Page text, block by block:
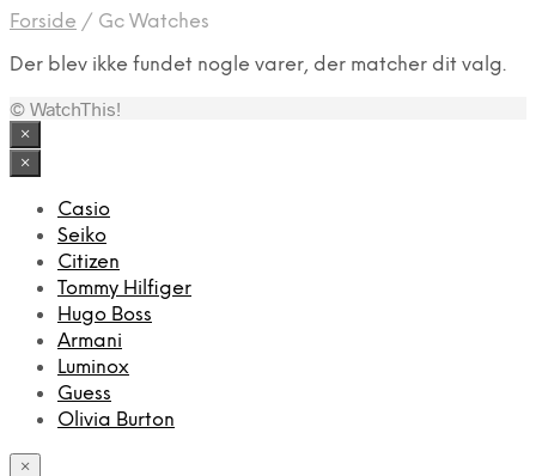
Forside / Gc Watches
Der blev ikke fundet nogle varer, der matcher dit valg.
© WatchThis!
×
×
Casio
Seiko
Citizen
Tommy Hilfiger
Hugo Boss
Armani
Luminox
Guess
Olivia Burton
×